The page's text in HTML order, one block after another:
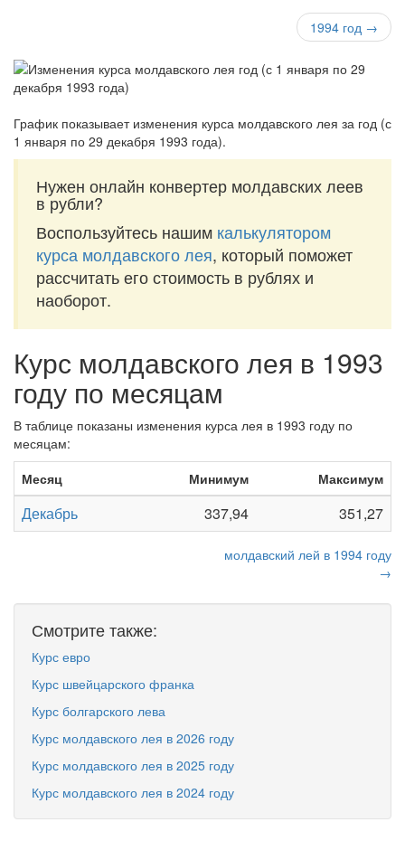
1994 год →
График показывает изменения курса молдавского лея за год (с
1 января по 29 декабря 1993 года).
Нужен онлайн конвертер молдавских леев
в рубли?
Воспользуйтесь нашим калькулятором
курса молдавского лея, который поможет
рассчитать его стоимость в рублях и
наоборот.
Курс молдавского лея в 1993
году по месяцам
В таблице показаны изменения курса лея в 1993 году по
месяцам:
Месяц
Минимум Максимум
Декабрь 337,94 351,27
молдавский лей в 1994 году
→
Смотрите также:
Курс евро
Курс швейцарского франка
Курс болгарского лева
Курс молдавского лея в 2026 году
Курс молдавского лея в 2025 году
Курс молдавского лея в 2024 году